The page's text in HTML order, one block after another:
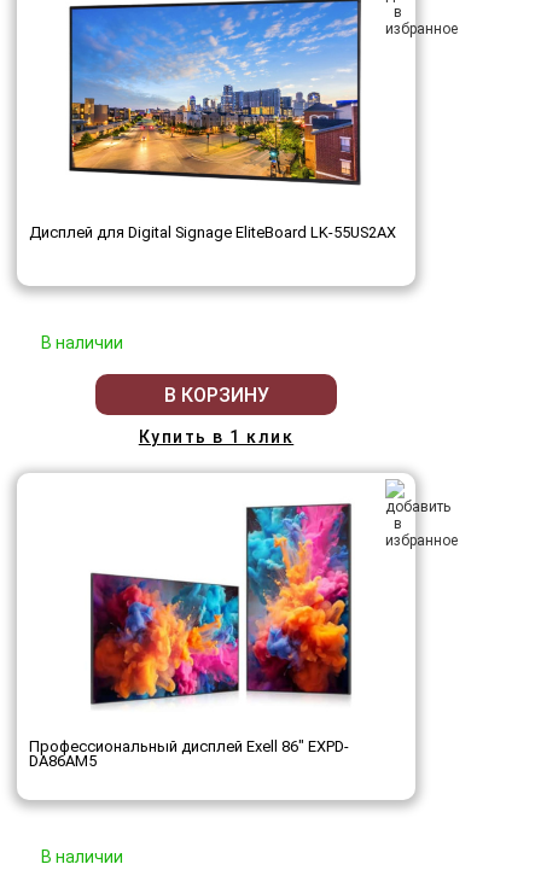
Дисплей для Digital Signage EliteBoard LK-55US2AX
В наличии
В КОРЗИНУ
Купить в 1 клик
Профессиональный дисплей Exell 86" EXPD-
DA86AM5
В наличии